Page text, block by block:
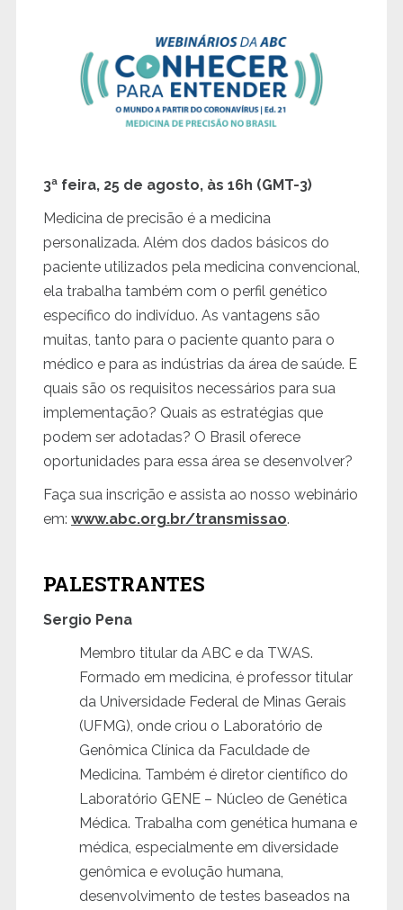
3ª feira, 25 de agosto, às 16h (GMT-3)
Medicina de precisão é a medicina
personalizada. Além dos dados básicos do
paciente utilizados pela medicina convencional,
ela trabalha também com o perfil genético
específico do indivíduo. As vantagens são
muitas, tanto para o paciente quanto para o
médico e para as indústrias da área de saúde. E
quais são os requisitos necessários para sua
implementação? Quais as estratégias que
podem ser adotadas? O Brasil oferece
oportunidades para essa área se desenvolver?
Faça sua inscrição e assista ao nosso webinário
em: www.abc.org.br/transmissao.
PALESTRANTES
Sergio Pena
Membro titular da ABC e da TWAS.
Formado em medicina, é professor titular
da Universidade Federal de Minas Gerais
(UFMG), onde criou o Laboratório de
Genômica Clínica da Faculdade de
Medicina. Também é diretor científico do
Laboratório GENE – Núcleo de Genética
Médica. Trabalha com genética humana e
médica, especialmente em diversidade
genômica e evolução humana,
desenvolvimento de testes baseados na